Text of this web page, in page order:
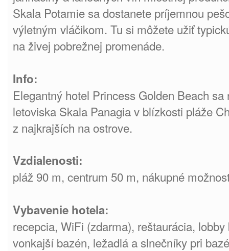
Skala Potamie sa dostanete príjemnou
výletným vláčikom. Tu si môžete užiť
na živej pobrežnej promenáde.
Info:
Elegantný hotel Princess Golden Beach
letoviska Skala Panagia v blízkosti pláže
z najkrajších na ostrove.
Vzdialenosti:
pláž 90 m, centrum 50 m, nákupné
Vybavenie hotela:
recepcia, WiFi (zdarma), reštaurácia, lobby
vonkajší bazén, ležadlá a slnečníky pri